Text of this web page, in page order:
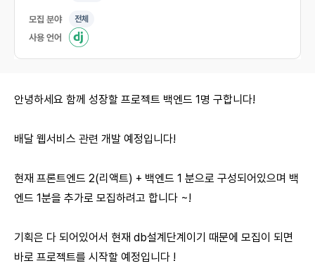
모집 분야 전체
사용 언어
안녕하세요 함께 성장할 프로젝트 백엔드 1명 구합니다!
배달 웹서비스 관련 개발 예정입니다!
현재 프론트엔드 2(리액트) + 백엔드 1 분으로 구성되어있으며 백
엔드 1분을 추가로 모집하려고 합니다 ~!
기획은 다 되어있어서 현재 db설계단계이기 때문에 모집이 되면
바로 프로젝트를 시작할 예정입니다 !